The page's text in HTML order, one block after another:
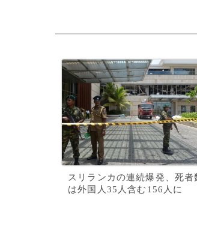
スリランカの連続爆発、死者
は外国人35人含む156人に